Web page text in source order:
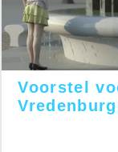
Voorstel